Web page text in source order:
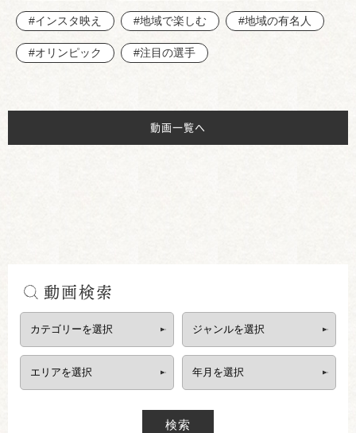
#インスタ映え #地域で楽しむ #地域の有名人
#オリンピック #注目の選手
動画一覧へ
動画検索
検索